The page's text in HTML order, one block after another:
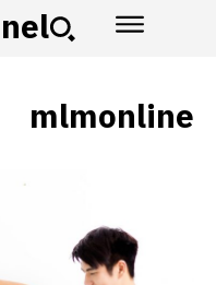
mlmonline